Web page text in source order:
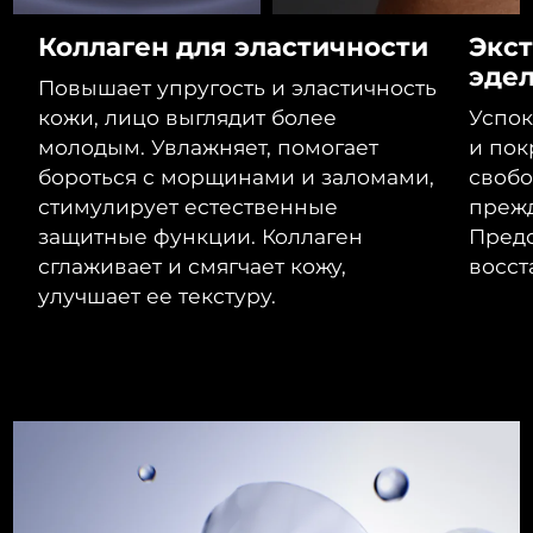
Коллаген для эластичности
Повышает упругость и эластичность
кожи, лицо выглядит более
молодым. Увлажняет, помогает
бороться с морщинами и заломами,
стимулирует естественные
защитные функции. Коллаген
сглаживает и смягчает кожу,
улучшает ее текстуру.
и
Израиль
Ожидаемая дата доставки
8/15/26
Италия
Ожидаемая дата доставки
8/11/26
Япония
8/14/26
Джерси
Ожидаемая дата доставки
Кувейт
Ожидаемая дата доставки